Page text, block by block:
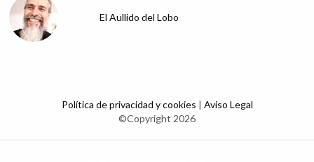
El Aullido del Lobo
Política de privacidad y cookies | Aviso Legal
©Copyright 2026